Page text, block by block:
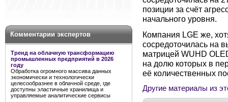
Комментарии экспертов
Тренд на облачную трансформацию
промышленных предприятий в 2026
году
Обработка огромного массива данных
экономически и технологически
целесообразнее в облачной среде, где
доступны эластичные хранилища и
управляемые аналитические сервисы
позиции за счёт
начального уровня.
Компания LGE же,
сосредоточилась на
матрицей WUHD
на долю которых в
её количественных
Другие материалы из